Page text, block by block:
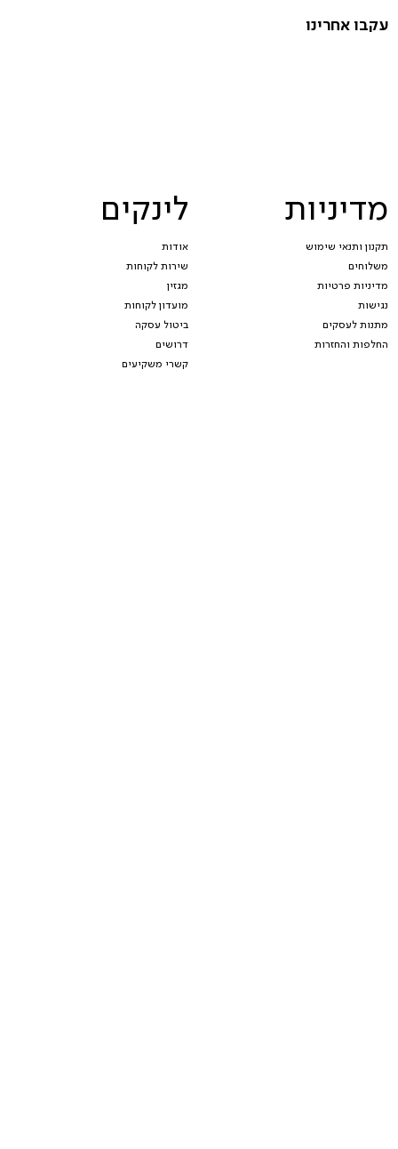
מדיניות
תקנון ותנאי שימוש
משלוחים
מדיניות פרטיות
נגישות
מתנות לעסקים
החלפות והחזרות
לינקים
אודות
שירות לקוחות
מגזין
מועדון לקוחות
ביטול עסקה
דרושים
קשרי משקיעים
עקבו אחרינו